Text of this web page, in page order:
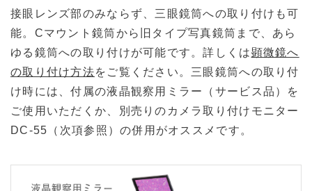
接眼レンズ部のみならず、三眼鏡筒への取り付けも可
能。Cマウント鏡筒から旧タイプ写真鏡筒まで、あら
ゆる鏡筒への取り付けが可能です。詳しくは顕微鏡へ
の取り付け方法をご覧ください。三眼鏡筒への取り付
け時には、付属の液晶観察用ミラー（サービス品）を
ご使用いただくか、別売りのカメラ取り付けモニター
DC-55（次項参照）の併用がオススメです。